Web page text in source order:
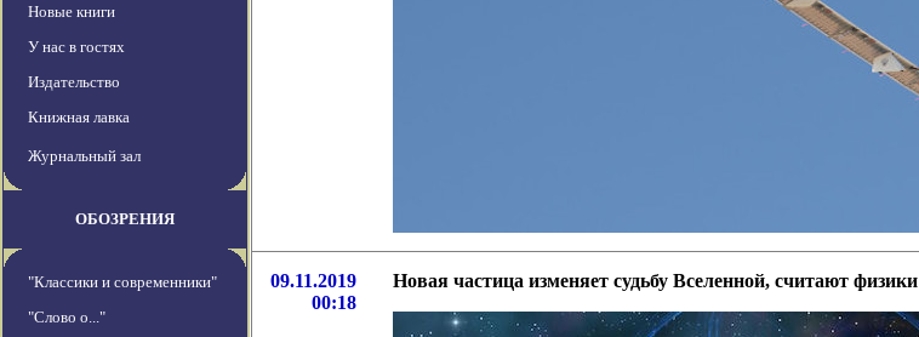
Новые книги
У нас в гостях
Издательство
Книжная лавка
Журнальный зал
ОБОЗРЕНИЯ
"Классики и современники"
"Слово о..."
09.11.2019
00:18
Новая частица изменяет судьбу Вселенной, считают физики